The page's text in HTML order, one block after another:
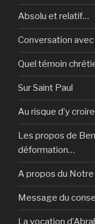
Absolu et relatif…
Conversation
Quel témoin
Sur Saint Paul
Au risque d’y
Les propos de
déformation…
A propos du Notre
Message du
La vocation